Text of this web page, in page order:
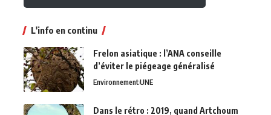
L'info en continu
Frelon asiatique : l’ANA conseille
d’éviter le piégeage généralisé
EnvironnementUNE
Dans le rétro : 2019, quand Artchoum